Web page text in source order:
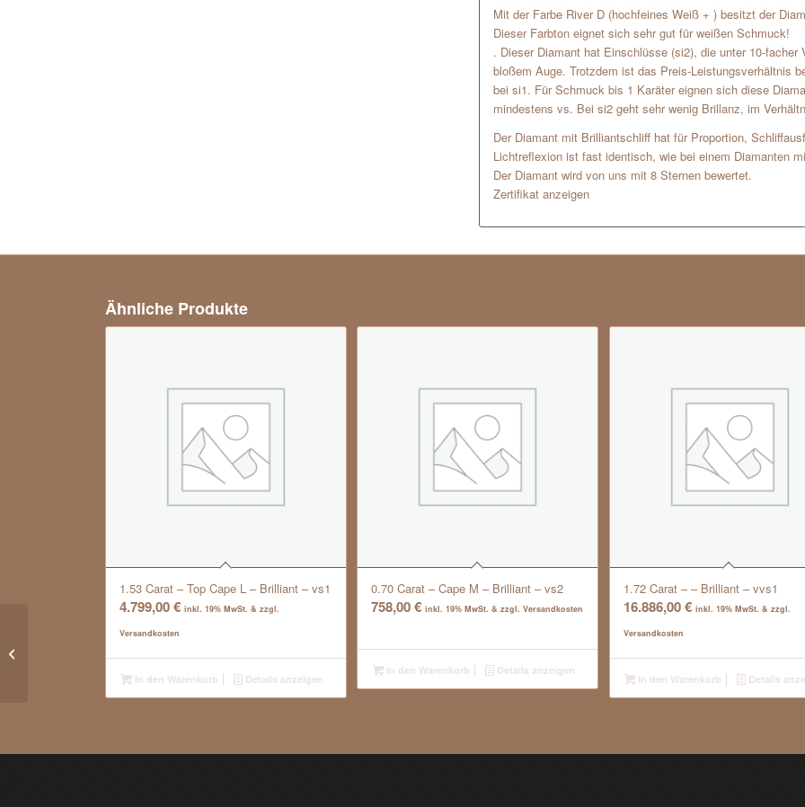
Mit der Farbe River D (hochfeines Weiß + ) besitzt der
Dieser Farbton eignet sich sehr gut für weißen Schmuck!
. Dieser Diamant hat Einschlüsse (si2), die unter 10-
bloßem Auge. Trotzdem ist das Preis-Leistungsverhältnis
bei si1. Für Schmuck bis 1 Karäter eignen sich diese
mindestens vs. Bei si2 geht sehr wenig Brillanz, im
Der Diamant mit Brilliantschliff hat für Proportion,
Lichtreflexion ist fast identisch, wie bei einem Diamanten
Der Diamant wird von uns mit 8 Sternen bewertet.
Zertifikat anzeigen
Ähnliche Produkte
1.53 Carat – Top Cape L – Brilliant – vs1
4.799,00€ inkl. 19% MwSt. & zzgl.
Versandkosten
In den Warenkorb Details anzeigen
0.70 Carat – Cape M – Brilliant – vs2
758,00€ inkl. 19% MwSt. & zzgl. Versandkosten
In den Warenkorb Details anzeigen
1.72 Carat – – Brilliant – vvs1
16.886,00€ inkl. 19% MwSt. & zzgl.
Versandkosten
In den Warenkorb Details